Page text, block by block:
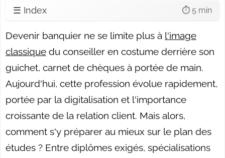
☰ Index ⏱️ 5 min
Devenir banquier ne se limite plus à l'image
classique du conseiller en costume derrière son
guichet, carnet de chèques à portée de main.
Aujourd'hui, cette profession évolue rapidement,
portée par la digitalisation et l'importance
croissante de la relation client. Mais alors,
comment s'y préparer au mieux sur le plan des
études ? Entre diplômes exigés, spécialisations